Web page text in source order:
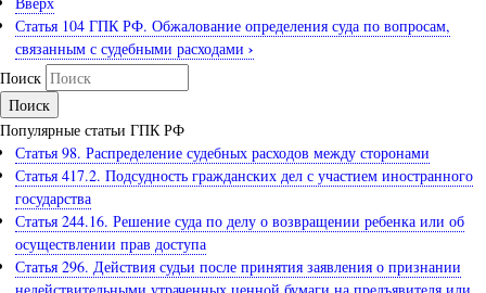
Статья 104 ГПК РФ. Обжалование определения суда по вопросам,
связанным с судебными расходами ›
Поиск
Популярные статьи ГПК РФ
Статья 98. Распределение судебных расходов между сторонами
Статья 417.2. Подсудность гражданских дел с участием иностранного
государства
Статья 244.16. Решение суда по делу о возвращении ребенка или об
осуществлении прав доступа
Статья 296. Действия судьи после принятия заявления о признании